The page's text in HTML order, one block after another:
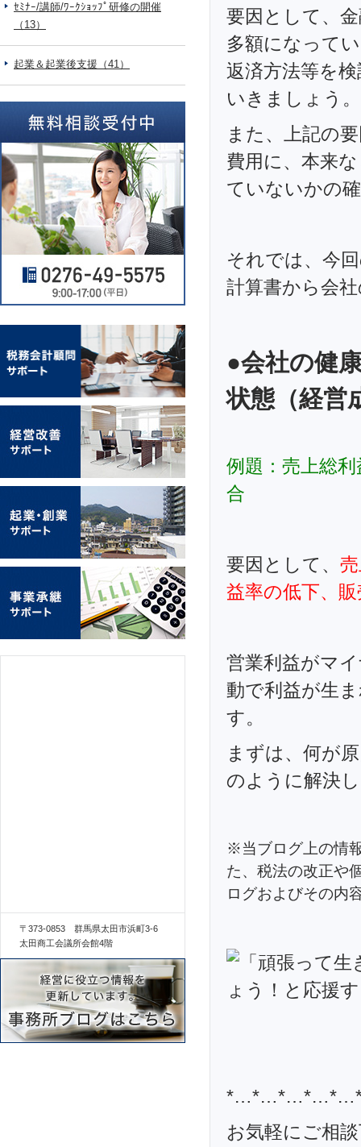
要因として、
多額になって
返済方法等を
いきましょう。
また、上記の
費用に、本来
ていないかの
それでは、今
計算書から会
●会社の健
状態（経営
例題：売上総
合
要因として、
益率の低下、
営業利益がマ
動で利益が生
す。
まずは、何が
のように解決
※当ブログ上の情
た、税法の改正や
ログおよびその内
お気軽にご相
ｾﾐﾅｰ/講師/ﾜｰｸｼｮｯﾌﾟ研修の開催
（13）
起業＆起業後支援（41）
〒373-0853 群馬県太田市浜町3-6
太田商工会議所会館4階